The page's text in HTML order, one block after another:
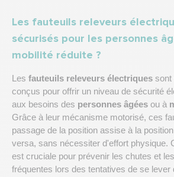
Les fauteuils releveurs
sécurisés pour les personnes
mobilité réduite ?
Les fauteuils releveurs électriques sont
conçus pour offrir un niveau de sécurité
aux besoins des personnes âgées ou à
Grâce à leur mécanisme motorisé, ces
passage de la position assise à la
versa, sans nécessiter d'effort physique.
est cruciale pour prévenir les chutes et
fréquentes lors des tentatives de se lever